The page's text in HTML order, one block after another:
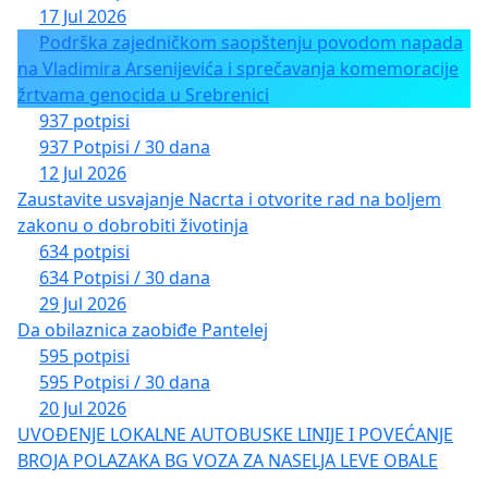
17 Jul 2026
Podrška zajedničkom saopštenju povodom napada
na Vladimira Arsenijevića i sprečavanja komemoracije
žrtvama genocida u Srebrenici
937 potpisi
937 Potpisi / 30 dana
12 Jul 2026
Zaustavite usvajanje Nacrta i otvorite rad na boljem
zakonu o dobrobiti životinja
634 potpisi
634 Potpisi / 30 dana
29 Jul 2026
Da obilaznica zaobiđe Pantelej
595 potpisi
595 Potpisi / 30 dana
20 Jul 2026
UVOĐENJE LOKALNE AUTOBUSKE LINIJE I POVEĆANJE
BROJA POLAZAKA BG VOZA ZA NASELJA LEVE OBALE